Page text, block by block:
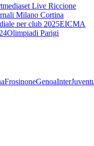
Live Riccione
Milano Cortina
per club 2025EICMA
Olimpiadi Parigi
FrosinoneGenoaInter